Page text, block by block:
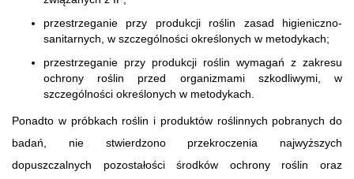
przestrzeganie przy produkcji roślin zasad higieniczno-
sanitarnych, w szczególności określonych w metodykach;
przestrzeganie przy produkcji roślin wymagań z zakresu
ochrony roślin przed organizmami szkodliwymi, w
szczególności określonych w metodykach.
Ponadto w próbkach roślin i produktów roślinnych pobranych do
badań, nie stwierdzono przekroczenia najwyższych
dopuszczalnych pozostałości środków ochrony roślin oraz